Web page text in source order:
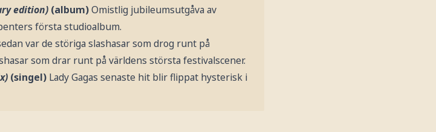
edition) (album)Omistlig jubileumsutgåva av
första studioalbum.
var de störiga slashasar som drog runt på
som drar runt på världens största festivalscener.
(singel) Lady Gagas senaste hit blir flippat hysterisk i